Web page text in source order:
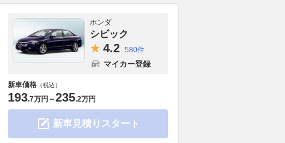
ホンダ
シビック
4.2 580件
マイカー登録
新車価格 （税込）
193.7万円 ～235.2万円
新車見積りスタート